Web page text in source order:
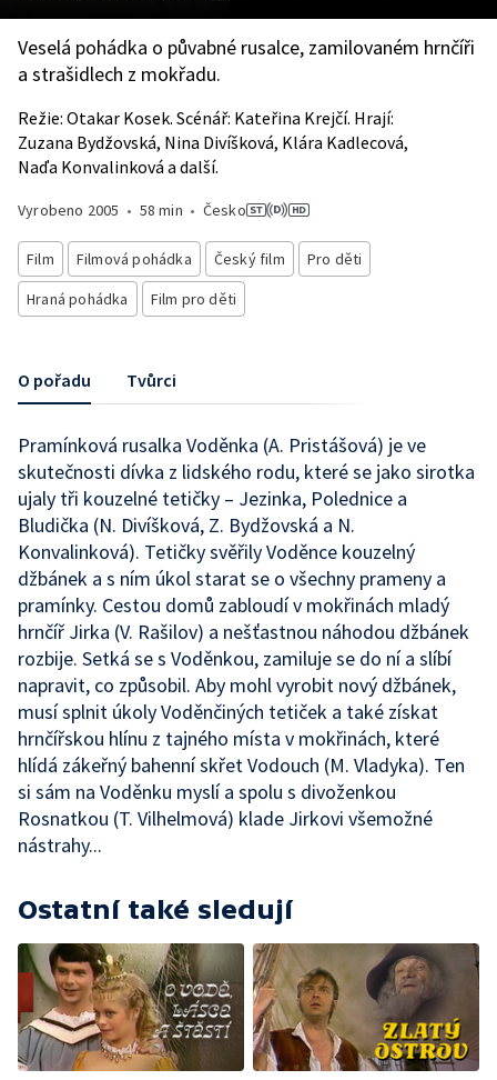
Veselá pohádka o půvabné rusalce, zamilovaném hrnčíři
a strašidlech z mokřadu.
Režie: Otakar Kosek. Scénář: Kateřina Krejčí. Hrají:
Zuzana Bydžovská, Nina Divíšková, Klára Kadlecová,
Naďa Konvalinková a další.
Vyrobeno 2005 • 58 min • Česko
Film Filmová pohádka Český film
Pro děti
Hraná pohádka
Film pro děti
O pořadu Tvůrci
Pramínková rusalka Voděnka (A. Pristášová) je ve
skutečnosti dívka z lidského rodu, které se jako sirotka
ujaly tři kouzelné tetičky – Jezinka, Polednice a
Bludička (N. Divíšková, Z. Bydžovská a N.
Konvalinková). Tetičky svěřily Voděnce kouzelný
džbánek a s ním úkol starat se o všechny prameny a
pramínky. Cestou domů zabloudí v mokřinách mladý
hrnčíř Jirka (V. Rašilov) a nešťastnou náhodou džbánek
rozbije. Setká se s Voděnkou, zamiluje se do ní a slíbí
napravit, co způsobil. Aby mohl vyrobit nový džbánek,
musí splnit úkoly Voděnčiných tetiček a také získat
hrnčířskou hlínu z tajného místa v mokřinách, které
hlídá zákeřný bahenní skřet Vodouch (M. Vladyka). Ten
si sám na Voděnku myslí a spolu s divoženkou
Rosnatkou (T. Vilhelmová) klade Jirkovi všemožné
nástrahy...
Ostatní také sledují